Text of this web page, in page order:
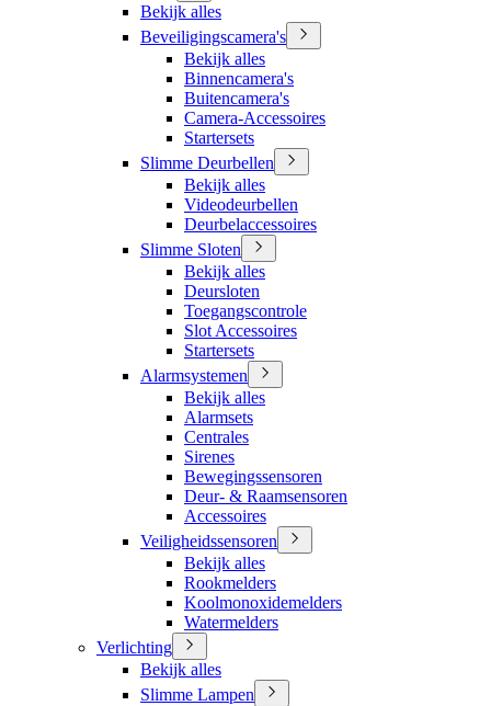
Bekijk alles
Beveiligingscamera's
Bekijk alles
Binnencamera's
Buitencamera's
Camera-Accessoires
Startersets
Slimme Deurbellen
Bekijk alles
Videodeurbellen
Deurbelaccessoires
Slimme Sloten
Bekijk alles
Deursloten
Toegangscontrole
Slot Accessoires
Startersets
Alarmsystemen
Bekijk alles
Alarmsets
Centrales
Sirenes
Bewegingssensoren
Deur- & Raamsensoren
Accessoires
Veiligheidssensoren
Bekijk alles
Rookmelders
Koolmonoxidemelders
Watermelders
Verlichting
Bekijk alles
Slimme Lampen